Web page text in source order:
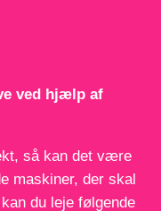
ved hjælp af
så kan det være
maskiner, der skal
du leje følgende